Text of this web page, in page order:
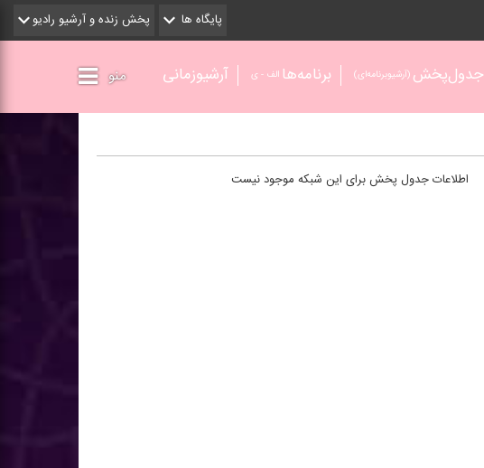
پایگاه ها پخش زنده و آرشیو رادیو
جدول‌پخش (آرشیو‌برنامه‌ای) برنامه‌ها الف - ی آرشیوزمانی منو
اطلاعات جدول پخش برای این شبکه موجود نیست